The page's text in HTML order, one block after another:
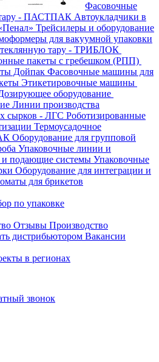
Фасовочные
тару - ПАСТПАК Автоукладчики в
Трейсилеры и оборудование
для вакуумной упаковки
тару - ТРИБЛОК
пакеты с гребешком (РПП)
Дойпак Фасовочные машины для
Этикетировочные машины
оборудование
Линии производства
сырков - ЛГС Роботизированные
Термоусадочное
Оборудование для групповой
Упаковочные линии и
и подающие системы Упаковочные
Оборудование для интеграции и
для брикетов
по упаковке
Отзывы Производство
дистрибьютором Вакансии
в регионах
звонок